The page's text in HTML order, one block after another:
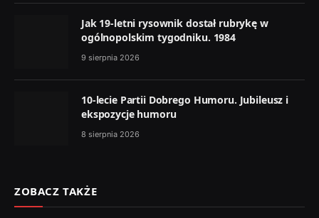
Jak 19-letni rysownik dostał rubrykę w
ogólnopolskim tygodniku. 1984
9 sierpnia 2026
10-lecie Partii Dobrego Humoru. Jubileusz i
ekspozycje humoru
8 sierpnia 2026
ZOBACZ TAKŻE